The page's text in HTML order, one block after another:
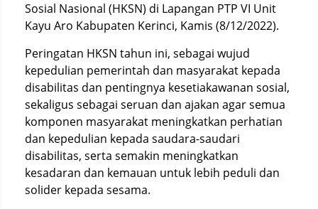
Sosial Nasional (HKSN) di Lapangan PTP VI Unit
Kayu Aro Kabupaten Kerinci, Kamis (8/12/2022).
Peringatan HKSN tahun ini, sebagai wujud
kepedulian pemerintah dan masyarakat kepada
disabilitas dan pentingnya kesetiakawanan sosial,
sekaligus sebagai seruan dan ajakan agar semua
komponen masyarakat meningkatkan perhatian
dan kepedulian kepada saudara-saudari
disabilitas, serta semakin meningkatkan
kesadaran dan kemauan untuk lebih peduli dan
solider kepada sesama.